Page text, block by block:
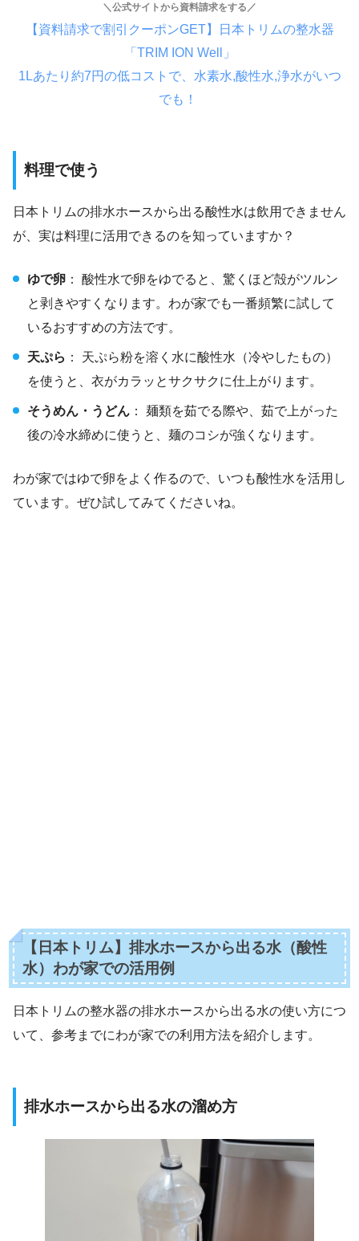
＼公式サイトから資料請求をする／
【資料請求で割引クーポンGET】日本トリムの整水器
「TRIM ION Well」
1Lあたり約7円の低コストで、水素水,酸性水,浄水がいつ
でも！
料理で使う
日本トリムの排水ホースから出る酸性水は飲用できません
が、実は料理に活用できるのを知っていますか？
ゆで卵 ： 酸性水で卵をゆでると、驚くほど殻がツルン
と剥きやすくなります。わが家でも一番頻繁に試して
いるおすすめの方法です。
天ぷら ： 天ぷら粉を溶く水に酸性水（冷やしたもの）
を使うと、衣がカラッとサクサクに仕上がります。
そうめん・うどん ： 麺類を茹でる際や、茹で上がった
後の冷水締めに使うと、麺のコシが強くなります。
わが家ではゆで卵をよく作るので、いつも酸性水を活用し
ています。ぜひ試してみてくださいね。
【日本トリム】排水ホースから出る水（酸性
水）わが家での活用例
日本トリムの整水器の排水ホースから出る水の使い方につ
いて、参考までにわが家での利用方法を紹介します。
排水ホースから出る水の溜め方